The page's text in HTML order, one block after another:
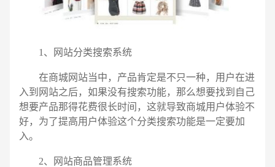
1、网站分类搜索系统
在商城网站当中，产品肯定是不只一种，用户在进
入到网站之后，如果没有搜索功能，那么想要找到自己
想要产品那得花费很长时间，这就导致商城用户体验不
好，为了提高用户体验这个分类搜索功能是一定要加
入。
2、网站商品管理系统
请输入您的公司名称